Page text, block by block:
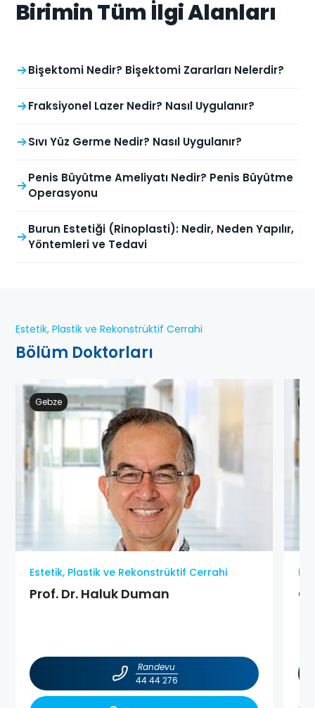
Birimin Tüm İlgi Alanları
Bişektomi Nedir? Bişektomi Zararları Nelerdir?
Fraksiyonel Lazer Nedir? Nasıl Uygulanır?
Sıvı Yüz Germe Nedir? Nasıl Uygulanır?
Penis Büyütme Ameliyatı Nedir? Penis Büyütme
Operasyonu
Burun Estetiği (Rinoplasti): Nedir, Neden Yapılır,
Yöntemleri ve Tedavi
Estetik, Plastik ve Rekonstrüktif Cerrahi
Bölüm Doktorları
Gebze
Estetik, Plastik ve Rekonstrüktif Cerrahi
Prof. Dr. Haluk Duman
Randevu
44 44 276